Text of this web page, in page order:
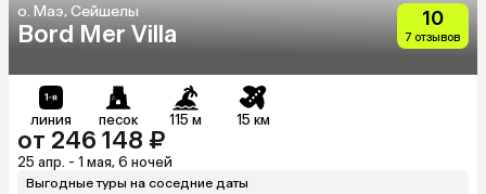
о. Маэ, Сейшелы
Bord Mer Villa
10
7 отзывов
линия песок 115 м 15 км
от 246 148 ₽
25 апр. - 1 мая, 6 ночей
Выгодные туры на соседние даты